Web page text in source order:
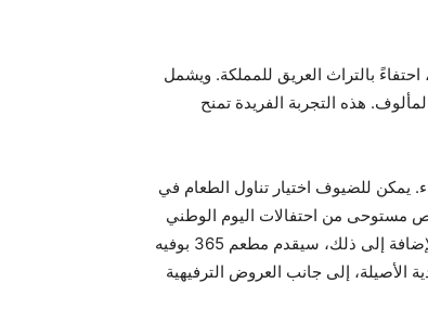
بالتراث العريق للمملكة. ويشمل
هذه التجربة الفريدة تمنح
الإفطار والعشاء. يمكن للضيوف اختيار تناول الطعام في
الضيوف يوم 23 سبتمبر على موعد مع عشاء خاص مستوحى من احتفالات اليوم الوطني
السعودي، متكاملاً مع عروض ترفيهية حية، تشمل جلسة تقليدية في مجلس سعودي على أنغام العود، لتجربة ثقافية فريدة من نوعها. بالإضافة إلى ذلك، سيقدم مطعم 365 بوفيه
الأطباق السعودية الأصيلة، إلى جانب العروض الترفيهية